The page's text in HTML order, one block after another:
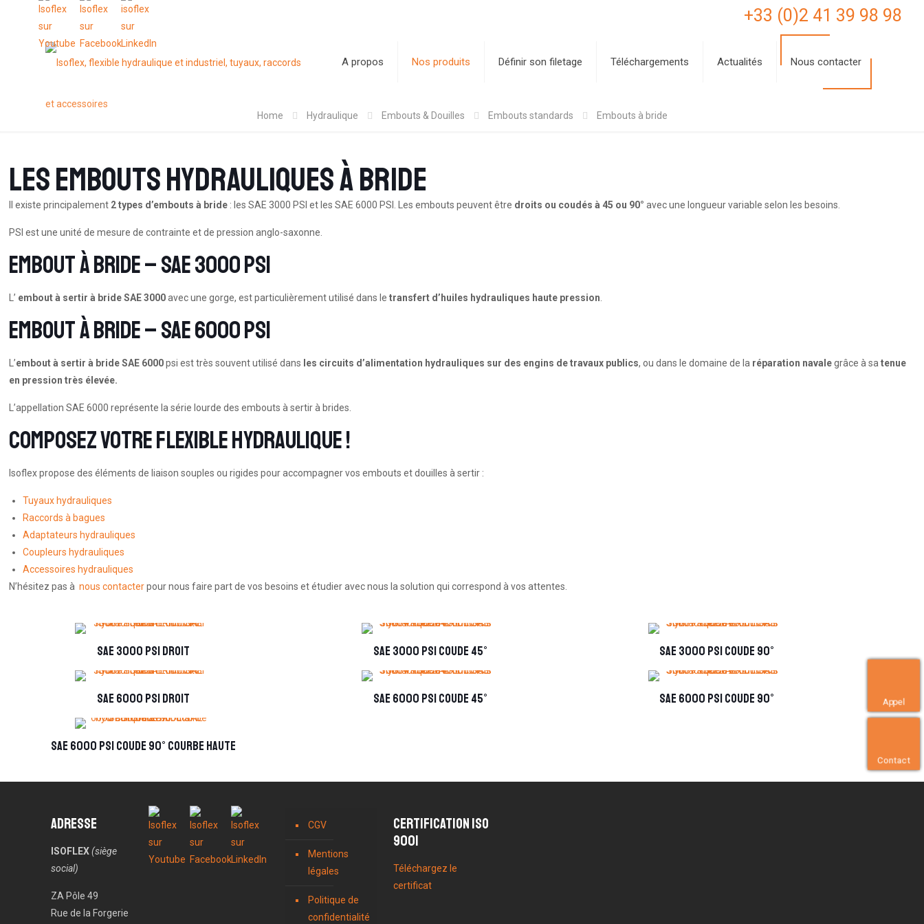
+33 (0)2 41 39 98 98
A propos Nos produits Définir son filetage Téléchargements Actualités Nous contacter
Home Hydraulique Embouts & Douilles Embouts standards Embouts à bride
Les embouts hydrauliques à bride
Il existe principalement 2 types d’embouts à bride : les SAE 3000 PSI et les SAE 6000 PSI. Les embouts peuvent être droits ou coudés à 45 ou 90° avec une longueur variable selon les besoins.
PSI est une unité de mesure de contrainte et de pression anglo-saxonne.
Embout à bride – SAE 3000 PSI
L’ embout à sertir à bride SAE 3000avec une gorge, est particulièrement utilisé dans le transfert d’huiles hydrauliques haute pression
Embout à bride – SAE 6000 PSI
L’embout à sertir à bride SAE 6000psi est très souvent utilisé dans les circuits d’alimentation hydrauliques sur des engins de travaux publics, ou dans le domaine de la réparation navalegrâce à sa tenue
en pression très élevée.
L’appellation SAE 6000 représente la série lourde des embouts à sertir à brides.
Composez votre flexible hydraulique !
Isoflex propose des éléments de liaison souples ou rigides pour accompagner vos embouts et douilles à sertir :
Tuyaux hydrauliques
Raccords à bagues
Adaptateurs hydrauliques
Coupleurs hydrauliques
Accessoires hydrauliques
N’hésitez pas ànous contacterpour nous faire part de vos besoins et étudier avec nous la solution qui correspond à vos attentes.
SAE 3000 PSI droit SAE 3000 PSI coude 45° SAE 3000 PSI coude 90°
SAE 6000 PSI droit SAE 6000 PSI coude 45° SAE 6000 PSI coude 90°
SAE 6000 PSI coude 90° Courbe haute
Adresse
ISOFLEX(siège
social)
ZA Pôle 49
Rue de la Forgerie
CGV
Mentions
légales
Politique de
confidentialité
Certification ISO
9001
Téléchargez le
certificat
Appel
Contact